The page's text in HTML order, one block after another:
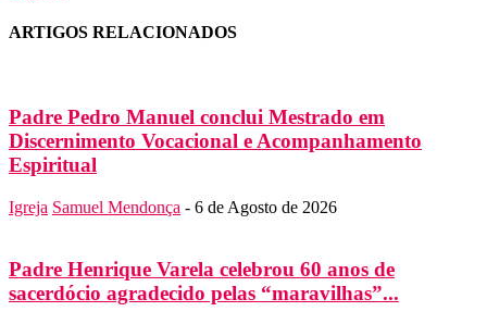
ARTIGOS RELACIONADOS
Padre Pedro Manuel conclui Mestrado em
Discernimento Vocacional e Acompanhamento
Espiritual
Igreja Samuel Mendonça - 6 de Agosto de 2026
Padre Henrique Varela celebrou 60 anos de
sacerdócio agradecido pelas “maravilhas”...